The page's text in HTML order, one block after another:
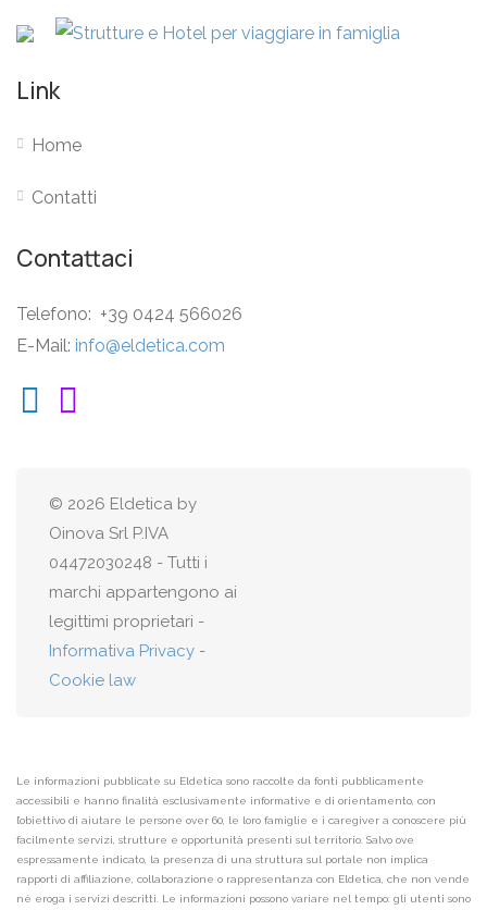
Link
Home
Contatti
Contattaci
Telefono: +39 0424 566026
E-Mail: info@eldetica.com
© 2026 Eldetica by
Oinova Srl P.IVA
04472030248 - Tutti i
marchi appartengono ai
legittimi proprietari -
Informativa Privacy -
Cookie law
Le informazioni pubblicate su Eldetica sono raccolte da fonti pubblicamente
accessibili e hanno finalità esclusivamente informative e di orientamento, con
l’obiettivo di aiutare le persone over 60, le loro famiglie e i caregiver a conoscere più
facilmente servizi, strutture e opportunità presenti sul territorio. Salvo ove
espressamente indicato, la presenza di una struttura sul portale non implica
rapporti di affiliazione, collaborazione o rappresentanza con Eldetica, che non vende
né eroga i servizi descritti. Le informazioni possono variare nel tempo: gli utenti sono